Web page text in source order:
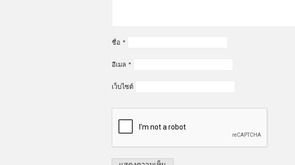
ชื่อ *
อีเมล *
เว็บไซต์